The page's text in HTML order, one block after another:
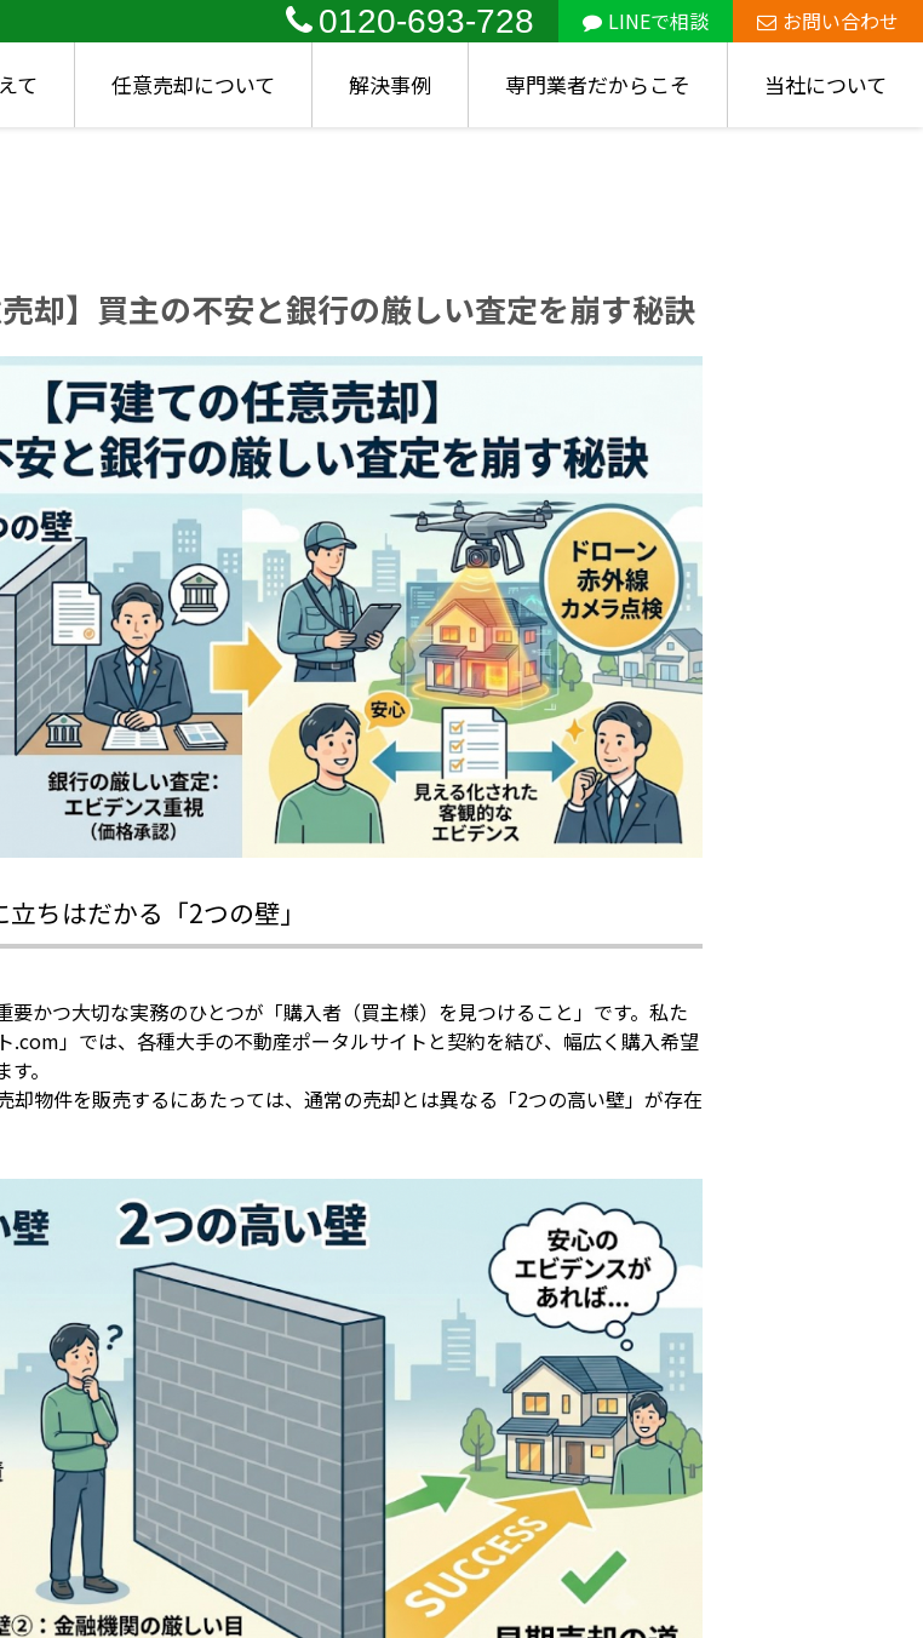
0120-693-728 LINEで相談 お問い合わせ
て 任意売却について 解決事例 専門業者だからこそ 当社について
売却】買主の不安と銀行の厳しい査定を崩す秘訣
ちはだかる「2つの壁」
要かつ大切な実務のひとつが「購入者（買主様）を見つけること」です。私た
.com」では、各種大手の不動産ポータルサイトと契約を結び、幅広く購入希望
。
却物件を販売するにあたっては、通常の売却とは異なる「2つの高い壁」が存在